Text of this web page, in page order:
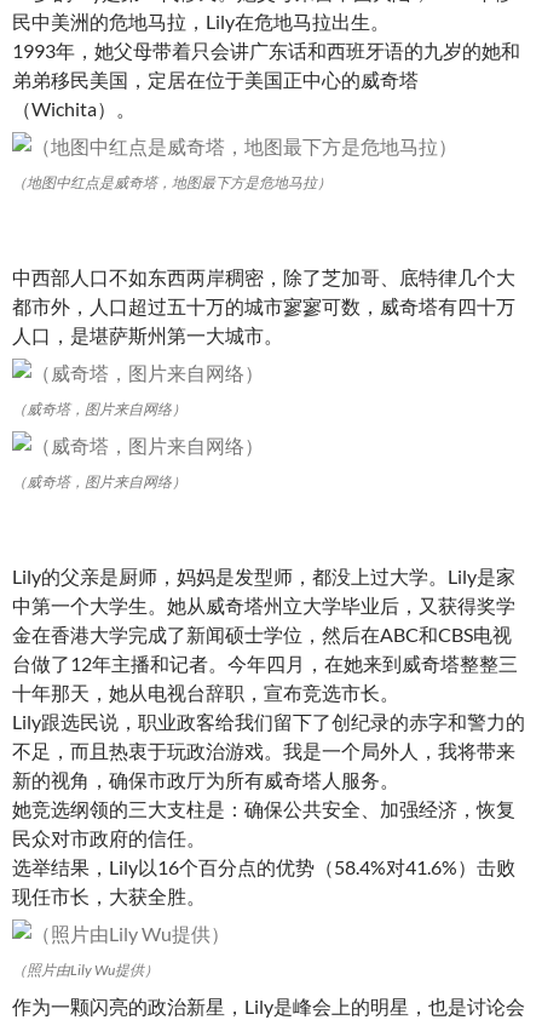
民中美洲的危地马拉，Lily在危地马拉出生。
1993年，她父母带着只会讲广东话和西班牙语的九岁的她和
弟弟移民美国，定居在位于美国正中心的威奇塔
（Wichita）。
（地图中红点是威奇塔，地图最下方是危地马拉）
中西部人口不如东西两岸稠密，除了芝加哥、底特律几个大
都市外，人口超过五十万的城市寥寥可数，威奇塔有四十万
人口，是堪萨斯州第一大城市。
（威奇塔，图片来自网络）
（威奇塔，图片来自网络）
Lily的父亲是厨师，妈妈是发型师，都没上过大学。Lily是家
中第一个大学生。她从威奇塔州立大学毕业后，又获得奖学
金在香港大学完成了新闻硕士学位，然后在ABC和CBS电视
台做了12年主播和记者。今年四月，在她来到威奇塔整整三
十年那天，她从电视台辞职，宣布竞选市长。
Lily跟选民说，职业政客给我们留下了创纪录的赤字和警力的
不足，而且热衷于玩政治游戏。我是一个局外人，我将带来
新的视角，确保市政厅为所有威奇塔人服务。
她竞选纲领的三大支柱是：确保公共安全、加强经济，恢复
民众对市政府的信任。
选举结果，Lily以16个百分点的优势（58.4%对41.6%）击败
现任市长，大获全胜。
（照片由Lily Wu提供）
作为一颗闪亮的政治新星，Lily是峰会上的明星，也是讨论会